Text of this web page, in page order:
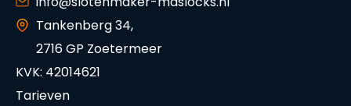
Tankenberg 34,
2716 GP Zoetermeer
KVK: 42014621
Tarieven